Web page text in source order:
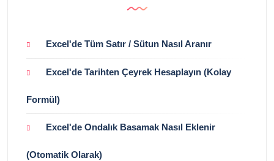
Excel'de Tüm Satır / Sütun Nasıl Aranır
Excel'de Tarihten Çeyrek Hesaplayın (Kolay
Formül)
Excel'de Ondalık Basamak Nasıl Eklenir
(Otomatik Olarak)